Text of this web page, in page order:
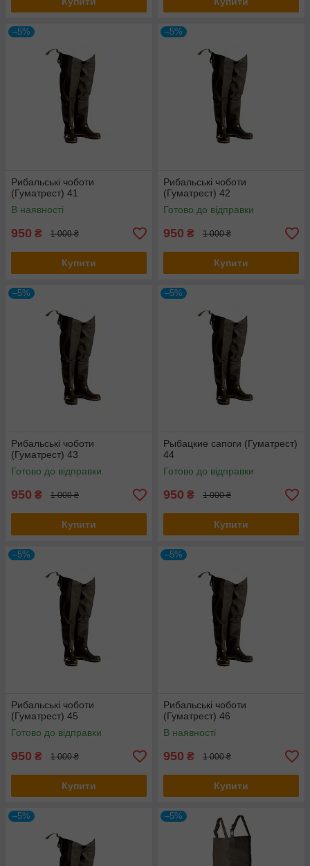
–5%
Рибальські чоботи
(Гуматрест) 41
В наявності
950 ₴ 1 000 ₴
Купити
–5%
Рибальські чоботи
(Гуматрест) 42
Готово до відправки
950 ₴ 1 000 ₴
Купити
–5%
Рибальські чоботи
(Гуматрест) 43
Готово до відправки
950 ₴ 1 000 ₴
Купити
–5%
Рыбацкие сапоги (Гуматрест)
44
Готово до відправки
950 ₴ 1 000 ₴
Купити
–5%
Рибальські чоботи
(Гуматрест) 45
Готово до відправки
950 ₴ 1 000 ₴
Купити
–5%
Рибальські чоботи
(Гуматрест) 46
В наявності
950 ₴ 1 000 ₴
Купити
–5% –5%